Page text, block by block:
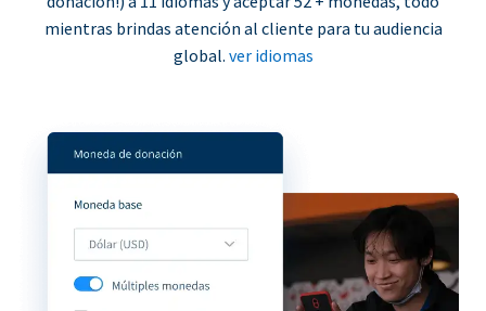
mientras brindas atención al cliente para tu audiencia
global. ver idiomas